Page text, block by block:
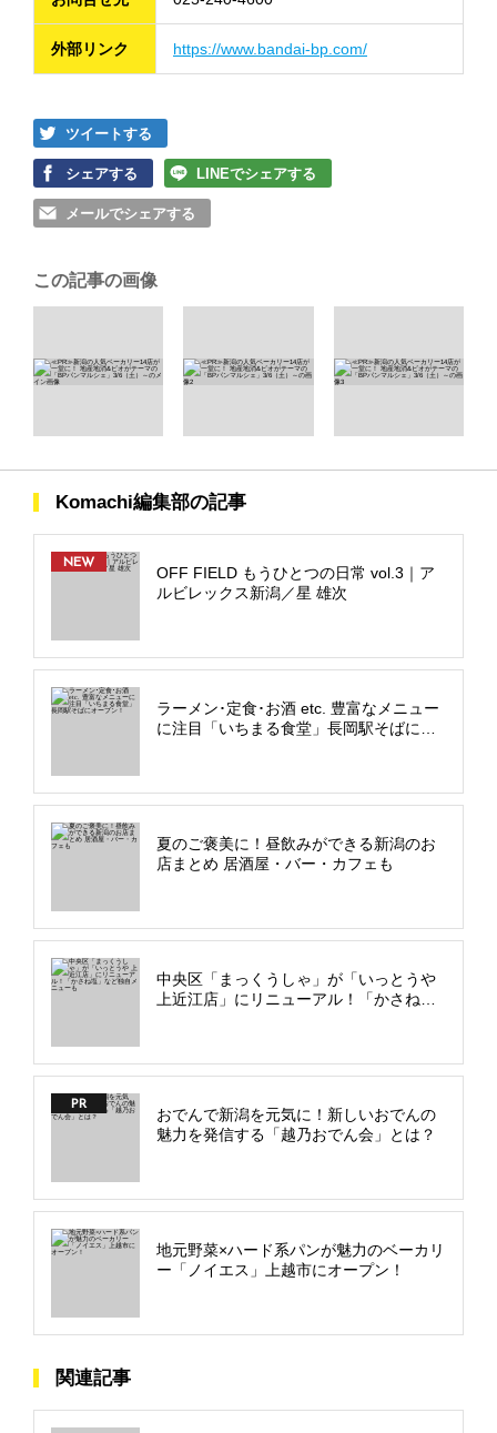
外部リンク https://www.bandai-bp.com/
ツイートする
シェアする LINEでシェアする
メールでシェアする
この記事の画像
Komachi編集部の記事
NEW
OFF FIELD もうひとつの日常 vol.3｜ア
ルビレックス新潟／星 雄次
ラーメン･定食･お酒 etc. 豊富なメニュー
に注目「いちまる食堂」長岡駅そばにオ
夏のご褒美に！昼飲みができる新潟のお
店まとめ 居酒屋・バー・カフェも
中央区「まっくうしゃ」が「いっとうや
上近江店」にリニューアル！「かさね
PR
おでんで新潟を元気に！新しいおでんの
魅力を発信する「越乃おでん会」とは？
地元野菜×ハード系パンが魅力のベーカリ
ー「ノイエス」上越市にオープン！
関連記事